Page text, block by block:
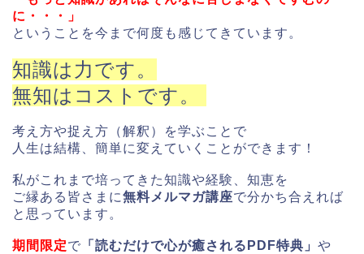
に・・・」
ということを今まで何度も感じてきています。
知識は力です。
無知はコストです。
考え方や捉え方（解釈）を学ぶことで
人生は結構、簡単に変えていくことができます！
私がこれまで培ってきた知識や経験、知恵を
ご縁ある皆さまに無料メルマガ講座で分かち合えれば
と思っています。
期間限定で 「読むだけで心が癒されるPDF特典」 や